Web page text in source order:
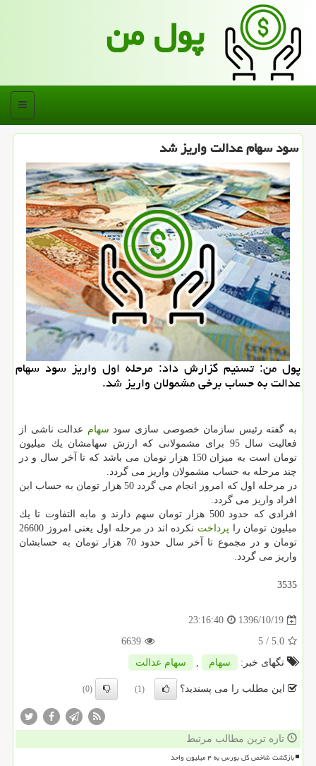
پول من
منو
سود سهام عدالت واریز شد
پول من: تسنیم گزارش داد: مرحله اول واریز سود سهام
عدالت به حساب برخی مشمولان واریز شد.
به گفته رئیس سازمان خصوصی سازی سود سهام عدالت ناشی از
فعالیت سال 95 برای مشمولانی كه ارزش سهامشان یك میلیون
تومان است به میزان 150 هزار تومان می باشد كه تا آخر سال و در
چند مرحله به حساب مشمولان واریز می گردد.
در مرحله اول كه امروز انجام می گردد 50 هزار تومان به حساب این
افراد واریز می گردد.
افرادی كه حدود 500 هزار تومان سهم دارند و مابه التفاوت تا یك
میلیون تومان را پرداخت
نكرده اند در مرحله اول یعنی امروز 26600
تومان و در مجموع تا آخر سال حدود 70 هزار تومان به حسابشان
واریز می گردد.
3535
1396/10/19
23:16:40
5.0
/ 5
6639
تگهای خبر:
سهام , سهام عدالت
این مطلب را می پسندید؟ (1)
(0)
تازه ترین مطالب مرتبط
بازگشت شاخص کل بورس به ۴ میلیون واحد